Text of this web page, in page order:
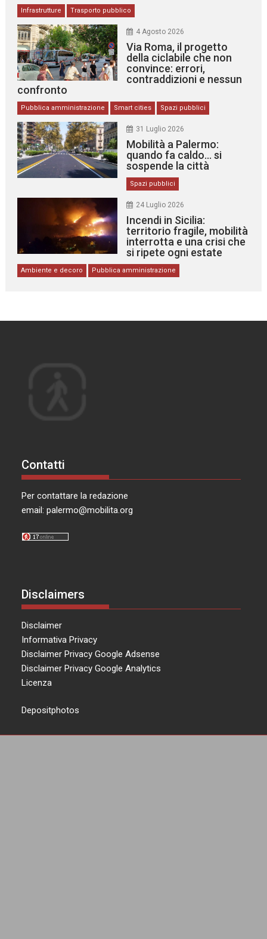
Infrastrutture Trasporto pubblico
4 Agosto 2026
Via Roma, il progetto
della ciclabile che non
convince: errori,
contraddizioni e nessun
confronto
Pubblica amministrazione Smart cities Spazi pubblici
31 Luglio 2026
Mobilità a Palermo:
quando fa caldo… si
sospende la città
Spazi pubblici
24 Luglio 2026
Incendi in Sicilia:
territorio fragile, mobilità
interrotta e una crisi che
si ripete ogni estate
Ambiente e decoro Pubblica amministrazione
Contatti
Per contattare la redazione
email:palermo@mobilita.org
Disclaimers
Disclaimer
Informativa Privacy
Disclaimer Privacy Google Adsense
Disclaimer Privacy Google Analytics
Licenza
Depositphotos